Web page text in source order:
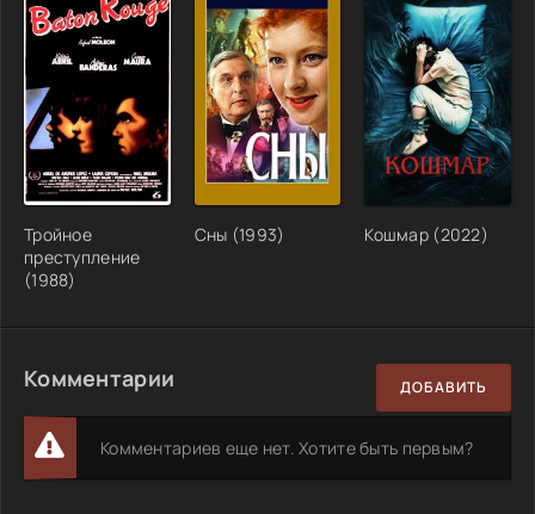
Тройное
преступление
(1988)
Сны (1993) Кошмар (2022)
Комментарии ДОБАВИТЬ
Комментариев еще нет. Хотите быть первым?